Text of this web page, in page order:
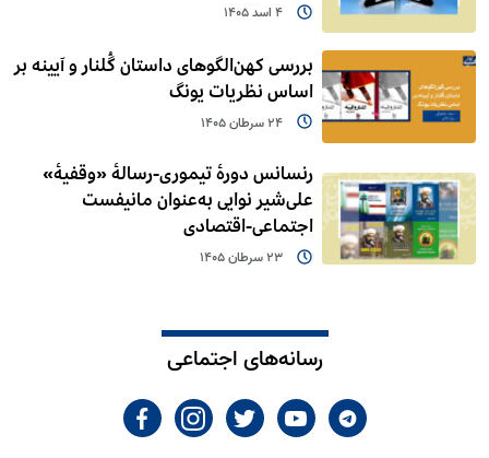
4 اسد 1405
بررسی کهن‌الگوهای داستان گُلنار و آیینه بر
اساس نظریات یونگ
24 سرطان 1405
رنسانس دورۀ تیموری-رسالۀ «وقفیۀ»
علی‌شیر نوایی به‌عنوان مانیفست
اجتماعی-اقتصادی
23 سرطان 1405
رسانه‌های اجتماعی